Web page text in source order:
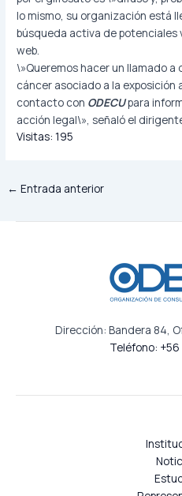
lo mismo, su organización está
búsqueda activa de
web.
\»Queremos hacer un llamado
cáncer asociado a la exposición
contacto con ODECUpara
acción legal\», señaló el
Visitas: 195
← Entrada anterior
Dirección: Bandera 84,
Teléfono: